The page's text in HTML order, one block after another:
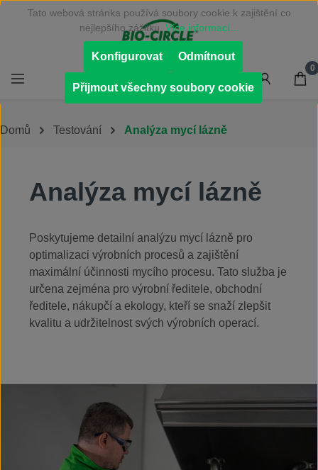
Přejít na hlavní obsah
0
Domů Testování Analýza mycí lázně
Analýza mycí lázně
Poskytujeme detailní analýzu mycí lázně pro
optimalizaci výrobních procesů a zajištění
maximální účinnosti mycího procesu. Tato služba je
určena zejména pro výrobní ředitele, obchodní
ředitele, nákupčí a ekology, kteří se snaží zlepšit
kvalitu a udržitelnost svých výrobních operací.
Tato webová stránka používá soubory cookie k zajištění co
nejlepšího zážitku. Více informací...
Odmítnout
Konfigurovat
Přijmout všechny soubory cookie